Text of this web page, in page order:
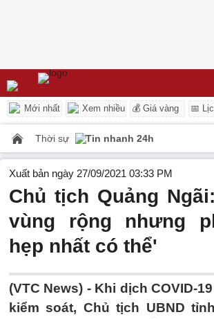
Mới nhất Xem nhiều 💰 Giá vàng 📅
Thời sự Tin nhanh 24h
Xuất bản ngày 27/09/2021 03:33 PM
Chủ tịch Quảng
vùng rộng nhưng
hẹp nhất có thể'
(VTC News) - Khi dịch COVID-
kiểm soát, Chủ tịch UBND